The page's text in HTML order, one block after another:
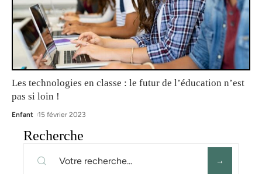
Les technologies en classe : le futur de l’éducation n’est
pas si loin !
Enfant 15 février 2023
Recherche